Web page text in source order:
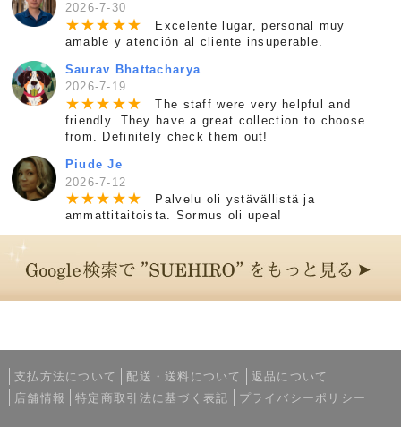
2026-7-30
★★★ ★★
Excelente lugar, personal muy
amable y atención al cliente insuperable.
Saurav Bhattacharya
2026-7-19
★★★ ★★
The staff were very helpful and
friendly. They have a great collection to choose
from. Definitely check them out!
Piude Je
2026-7-12
★★★ ★★
Palvelu oli ystävällistä ja
ammattitaitoista. Sormus oli upea!
支払方法について 配送・送料について
返品について
店舗情報
特定商取引法に基づく表記 プライバシーポリシー